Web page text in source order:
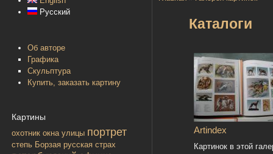
Русский
Об авторе
Графика
Скульптура
Купить, заказать картину
Картины
охотник окна улицы портрет
степь Борзая русская страх
Каталоги
Artindex
Картинок в этой